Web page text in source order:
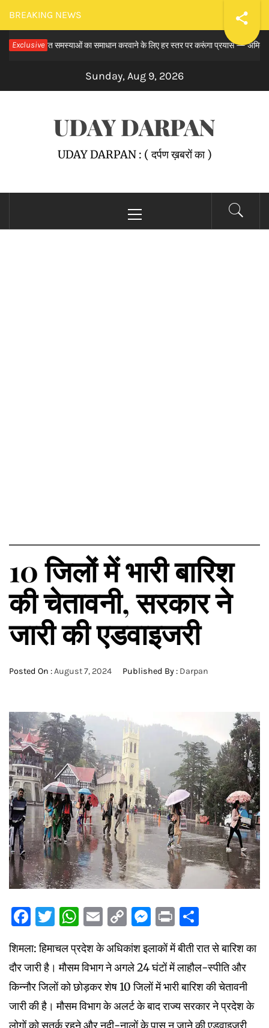
Skip
to
content
BREAKING NEWS
Exclusive
लंबित समस्याओं का समाधान करवाने के लिए हर स्तर पर करूंगा प्रयास — अमित तनेजा
Sunday, Aug 9, 2026
UDAY DARPAN
UDAY DARPAN : ( दर्पण ख़बरों का )
Menu
10 जिलों में भारी बारिश
की चेतावनी, सरकार ने
जारी की एडवाइजरी
Posted On :August 7, 2024 Published By : Darpan
Facebook
Twitter
WhatsApp
Email
CopyMessenger
Print
शिमला: हिमाचल प्रदेश के अधिकांश इलाकों में बीती रात से बारिश का
दौर जारी है। मौसम विभाग ने अगले 24 घंटों में लाहौल-स्पीति और
किन्नौर जिलों को छोड़कर शेष 10 जिलों में भारी बारिश की चेतावनी
जारी की है। मौसम विभाग के अलर्ट के बाद राज्य सरकार ने प्रदेश के